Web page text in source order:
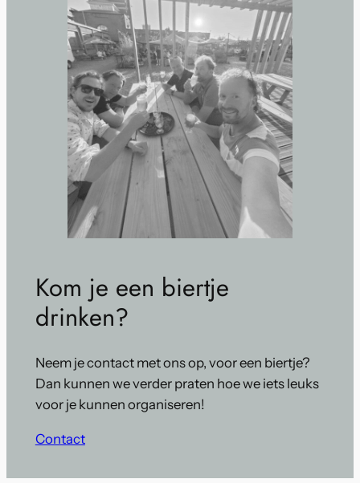
Kom je een biertje
drinken?
Neem je contact met ons op, voor een biertje?
Dan kunnen we verder praten hoe we iets leuks
voor je kunnen organiseren!
Contact